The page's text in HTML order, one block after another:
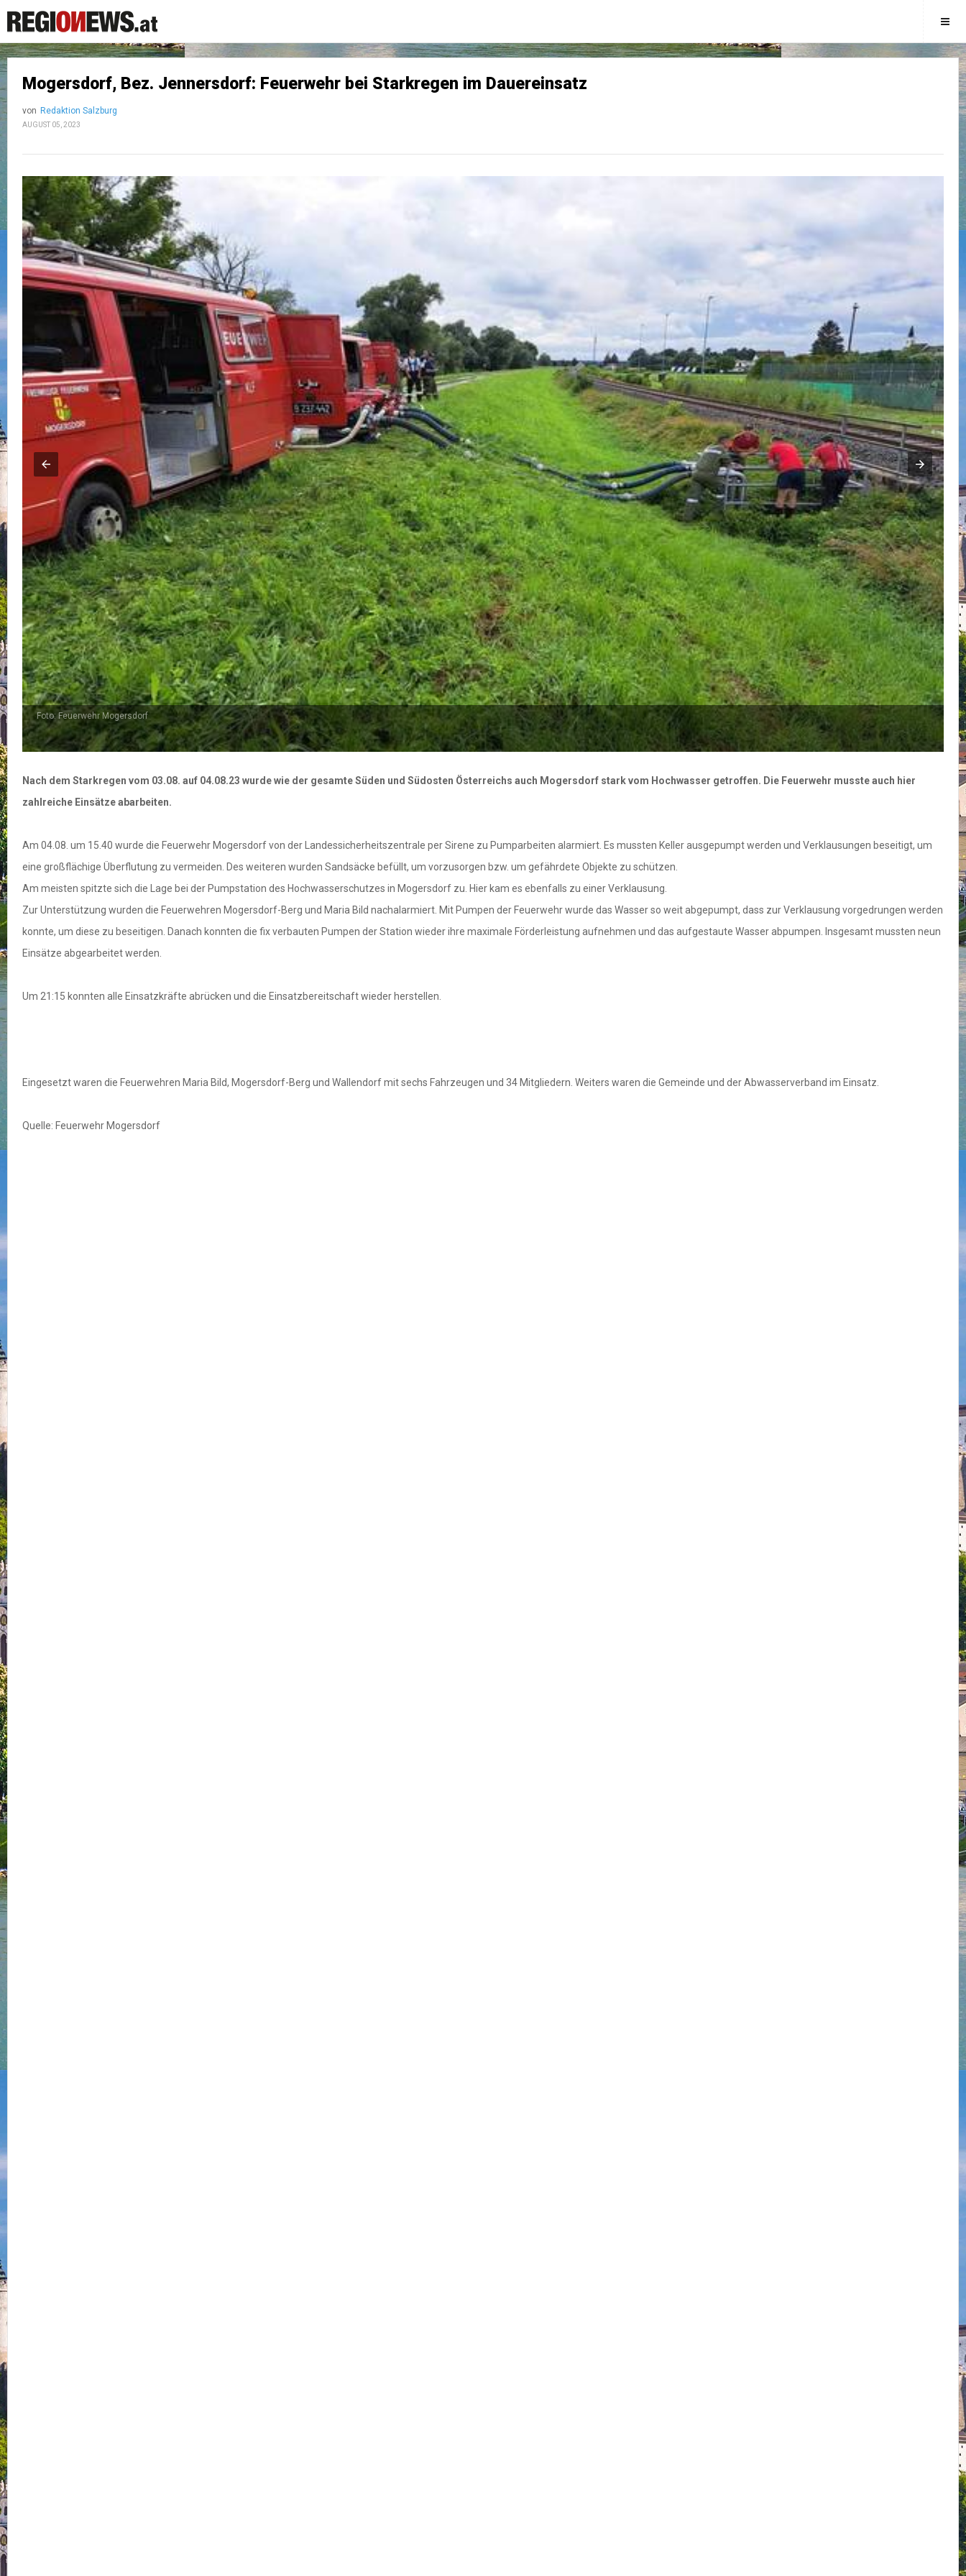
Mogersdorf, Bez. Jennersdorf: Feuerwehr bei Starkregen im Dauereinsatz
von Redaktion Salzburg
AUGUST 05, 2023
Foto: Feuerwehr Mogersdorf
Nach dem Starkregen vom 03.08. auf 04.08.23 wurde wie der gesamte Süden und Südosten Österreichs auch Mogersdorf stark vom Hochwasser getroffen. Die Feuerwehr musste auch hier
zahlreiche Einsätze abarbeiten.
Am 04.08. um 15.40 wurde die Feuerwehr Mogersdorf von der Landessicherheitszentrale per Sirene zu Pumparbeiten alarmiert. Es mussten Keller ausgepumpt werden und Verklausungen beseitigt, um
eine großflächige Überflutung zu vermeiden. Des weiteren wurden Sandsäcke befüllt, um vorzusorgen bzw. um gefährdete Objekte zu schützen.
Am meisten spitzte sich die Lage bei der Pumpstation des Hochwasserschutzes in Mogersdorf zu. Hier kam es ebenfalls zu einer Verklausung.
Zur Unterstützung wurden die Feuerwehren Mogersdorf-Berg und Maria Bild nachalarmiert. Mit Pumpen der Feuerwehr wurde das Wasser so weit abgepumpt, dass zur Verklausung vorgedrungen werden
konnte, um diese zu beseitigen. Danach konnten die fix verbauten Pumpen der Station wieder ihre maximale Förderleistung aufnehmen und das aufgestaute Wasser abpumpen. Insgesamt mussten neun
Einsätze abgearbeitet werden.
Um 21:15 konnten alle Einsatzkräfte abrücken und die Einsatzbereitschaft wieder herstellen.
Eingesetzt waren die Feuerwehren Maria Bild, Mogersdorf-Berg und Wallendorf mit sechs Fahrzeugen und 34 Mitgliedern. Weiters waren die Gemeinde und der Abwasserverband im Einsatz.
Quelle: Feuerwehr Mogersdorf